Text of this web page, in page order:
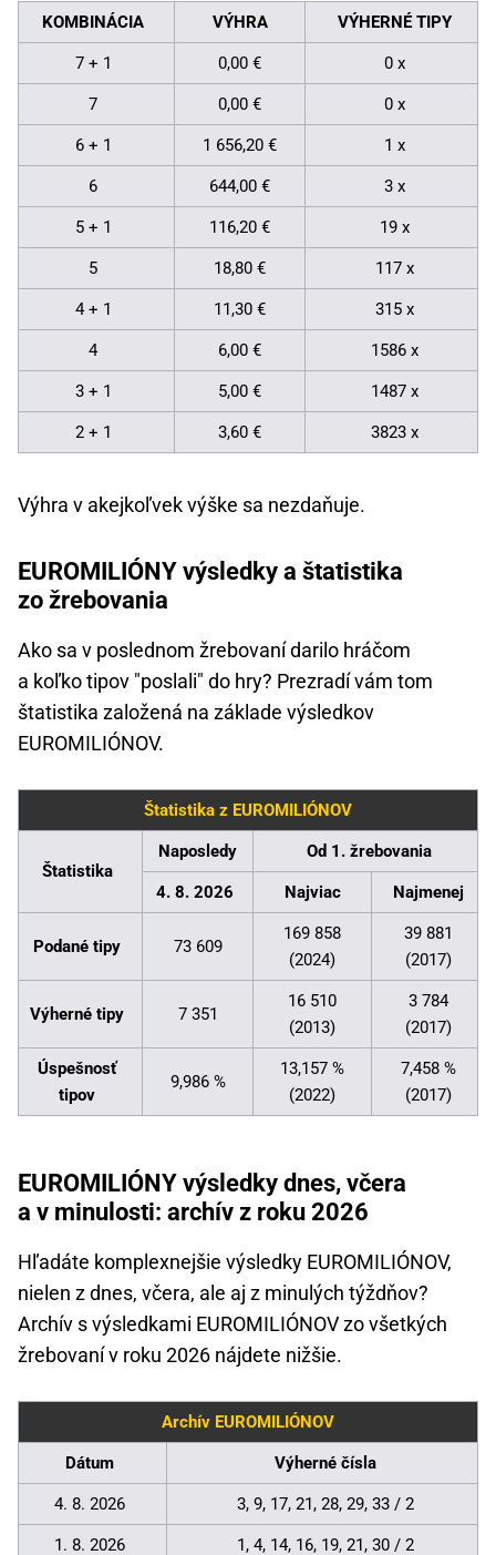
KOMBINÁCIA VÝHRA VÝHERNÉ TIPY
7 + 1 0,00 € 0 x
7 0,00 € 0 x
6 + 1 1 656,20 € 1 x
6 644,00 € 3 x
5 + 1 116,20 € 19 x
5 18,80 € 117 x
4 + 1 11,30 € 315 x
4 6,00 € 1586 x
3 + 1 5,00 € 1487 x
2 + 1 3,60 € 3823 x
Výhra v akejkoľvek výške sa nezdaňuje.
EUROMILIÓNY výsledky a štatistika
zo žrebovania
Ako sa v poslednom žrebovaní darilo hráčom
a koľko tipov "poslali" do hry? Prezradí vám tom
štatistika založená na základe výsledkov
EUROMILIÓNOV.
Štatistika z EUROMILIÓNOV
Štatistika
Naposledy Od 1. žrebovania
4. 8. 2026 Najviac Najmenej
Podané tipy 73 609
169 858
(2024)
39 881
(2017)
Výherné tipy 7 351
16 510
(2013)
3 784
(2017)
Úspešnosť
tipov
9,986 %
13,157 %
(2022)
7,458 %
(2017)
EUROMILIÓNY výsledky dnes, včera
a v minulosti: archív z roku 2026
Hľadáte komplexnejšie výsledky EUROMILIÓNOV,
nielen z dnes, včera, ale aj z minulých týždňov?
Archív s výsledkami EUROMILIÓNOV zo všetkých
žrebovaní v roku 2026 nájdete nižšie.
Archív EUROMILIÓNOV
Dátum Výherné čísla
4. 8. 2026 3, 9, 17, 21, 28, 29, 33 / 2
1. 8. 2026 1, 4, 14, 16, 19, 21, 30 / 2